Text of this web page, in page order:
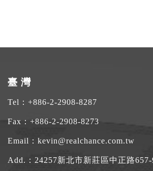
臺 灣
Tel： +886-2-2908-8287
Fax：+886-2-2908-8273
Email： kevin@realchance.com.tw
Add.： 24257新北市新莊區中正路